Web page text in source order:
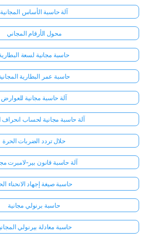
آلة حاسبة الأساس المجانية
محول الأرقام المجاني
حاسبة مجانية لسعة
حاسبة عمر البطارية
آلة حاسبة مجانية للعوارض
آلة حاسبة مجانية لحساب انحراف
حلال تردد الضربات الحرة
آلة حاسبة قانون بير-لامبرت
حاسبة صيغة إجهاد الانحناء
حاسبة برنولي مجانية
حاسبة معادلة بيرنولي